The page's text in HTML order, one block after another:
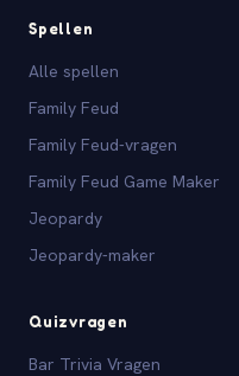
Spellen
Alle spellen
Family Feud
Family Feud-vragen
Family Feud Game Maker
Jeopardy
Jeopardy-maker
Quizvragen
Bar Trivia Vragen